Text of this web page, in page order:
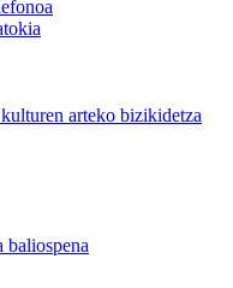
arteko bizikidetza